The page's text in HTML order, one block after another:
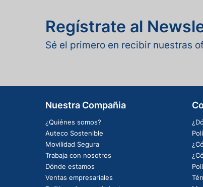
Regístrate al
Sé el primero en recibir nuestras
Nuestra Compañia
¿Quiénes somos?
Auteco Sostenible
Movilidad Segura
Trabaja con nosotros
Dónde estamos
Ventas empresariales